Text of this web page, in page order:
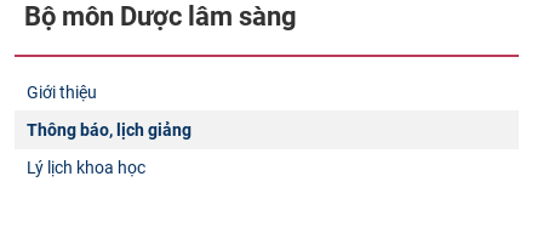
Bộ môn Dược lâm sàng
Giới thiệu
Thông báo, lịch giảng
Lý lịch khoa học